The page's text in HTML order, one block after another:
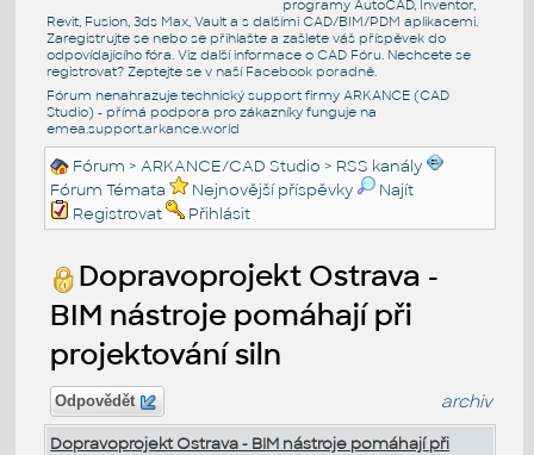
programy AutoCAD, Inventor,
Revit, Fusion, 3ds Max, Vault a s dalšími CAD/BIM/PDM aplikacemi.
Zaregistrujte se nebo se přihlašte a zašlete váš příspěvek do
odpovídajícího fóra. Viz další informace o CAD Fóru. Nechcete se
registrovat? Zeptejte se v naší Facebook poradně.
Fórum nenahrazuje technický support firmy ARKANCE (CAD
Studio) - přímá podpora pro zákazníky funguje na
emea.support.arkance.world
Fórum >ARKANCE/CAD Studio > RSS kanály
Fórum Témata
Nejnovější příspěvky
Najít
Registrovat
Přihlásit
Dopravoprojekt Ostrava -
BIM nástroje pomáhají při
projektování siln
Odpovědět archiv
Dopravoprojekt Ostrava - BIM nástroje pomáhají při